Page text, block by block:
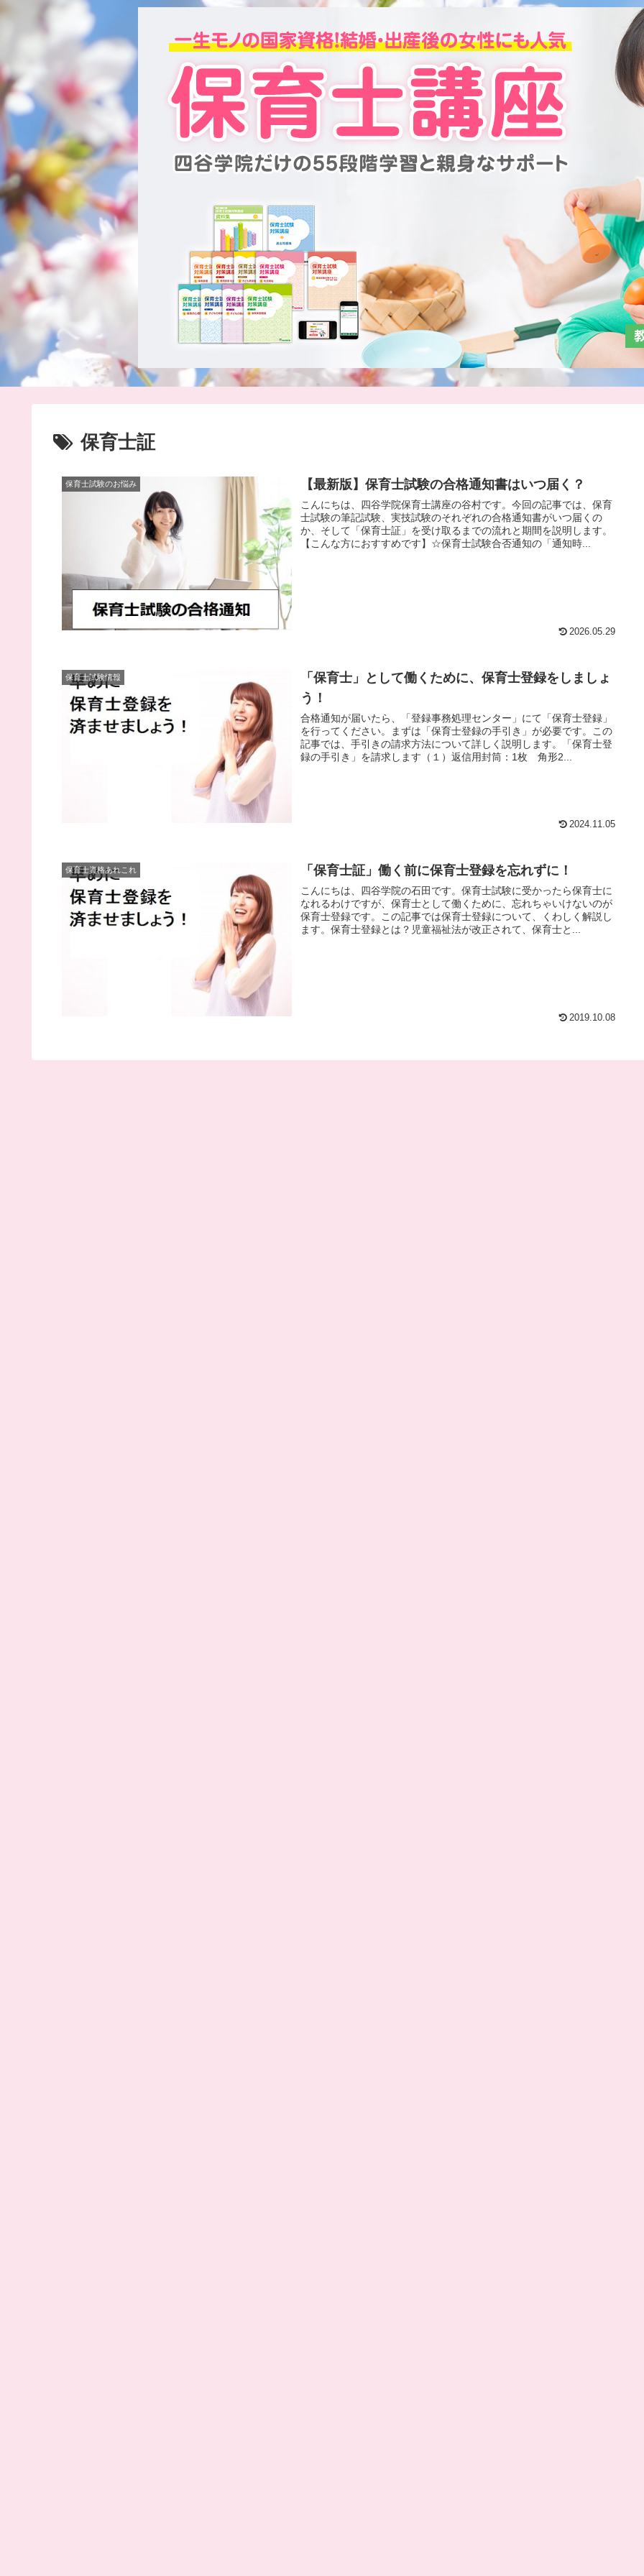
保育士証
保育士試験のお悩み 【最新版】保育士試験の合格通知書はいつ届く？
こんにちは、四谷学院保育士講座の谷村です。今回の記事では、保育
士試験の筆記試験、実技試験のそれぞれの合格通知書がいつ届くの
か、そして「保育士証」を受け取るまでの流れと期間を説明します。
【こんな方におすすめです】☆保育士試験合否通知の「通知時...
2026.05.29
保育士試験情報
「保育士」として働くために、保育士登録をしましょ
う！
合格通知が届いたら、「登録事務処理センター」にて「保育士登録」
を行ってください。まずは「保育士登録の手引き」が必要です。この
記事では、手引きの請求方法について詳しく説明します。「保育士登
録の手引き」を請求します（１）返信用封筒：1枚 角形2...
2024.11.05
保育士資格あれこれ 「保育士証」働く前に保育士登録を忘れずに！
こんにちは、四谷学院の石田です。保育士試験に受かったら保育士に
なれるわけですが、保育士として働くために、忘れちゃいけないのが
保育士登録です。この記事では保育士登録について、くわしく解説し
ます。保育士登録とは？児童福祉法が改正されて、保育士と...
2019.10.08